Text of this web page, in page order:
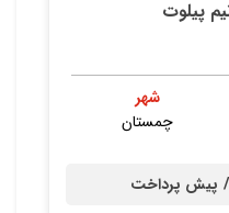
پیلوت
شهر
چمستان
پیش پرداخت